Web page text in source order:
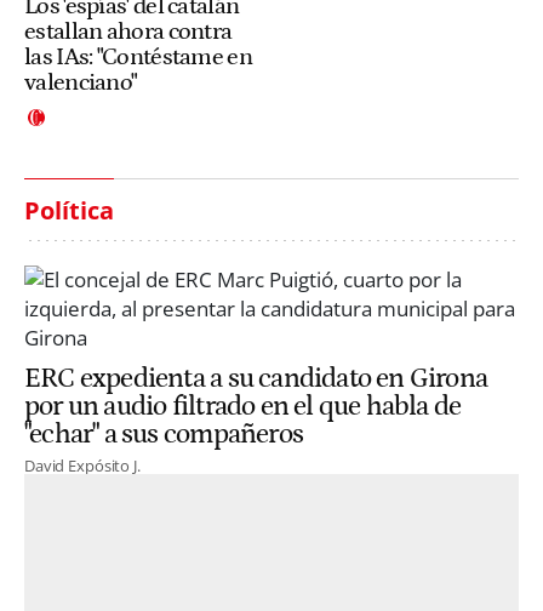
Los 'espías' del catalán
estallan ahora contra
las IAs: "Contéstame en
valenciano"
Política
ERC expedienta a su candidato en Girona
por un audio filtrado en el que habla de
"echar" a sus compañeros
David Expósito J.